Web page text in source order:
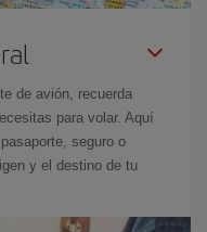
de avión, recuerda
para volar. Aquí
seguro o
y el destino de tu